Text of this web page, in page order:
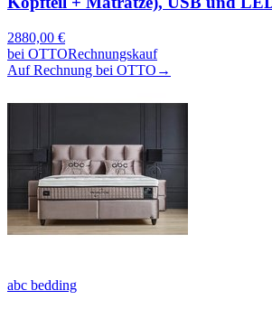
2880,00 €
bei OTTORechnungskauf
Auf Rechnung bei OTTO →
abc bedding